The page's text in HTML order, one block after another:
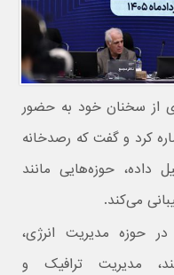
از سخنان خود به حضور
کرد و گفت که رصدخانه
داده، حوزه‌هایی مانند
می‌کند.
حوزه مدیریت انرژی،
مدیریت ترافیک و